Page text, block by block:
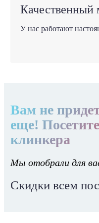
Качественный
У нас работают
Вам не
еще!
клинкера
Мы отобрали для
Скидки всем